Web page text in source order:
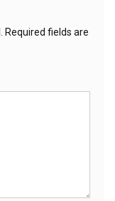
Required fields are